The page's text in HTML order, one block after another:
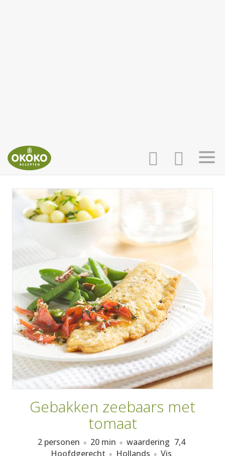
INLOGGEN
AANMELDEN
HOME
RECEPTEN
WEEKMENU'S
KOOKBOEKEN
Gebakken zeebaars met
tomaat
2 personen 20 min waardering 7,4
Hoofdgerecht
Hollands Vis